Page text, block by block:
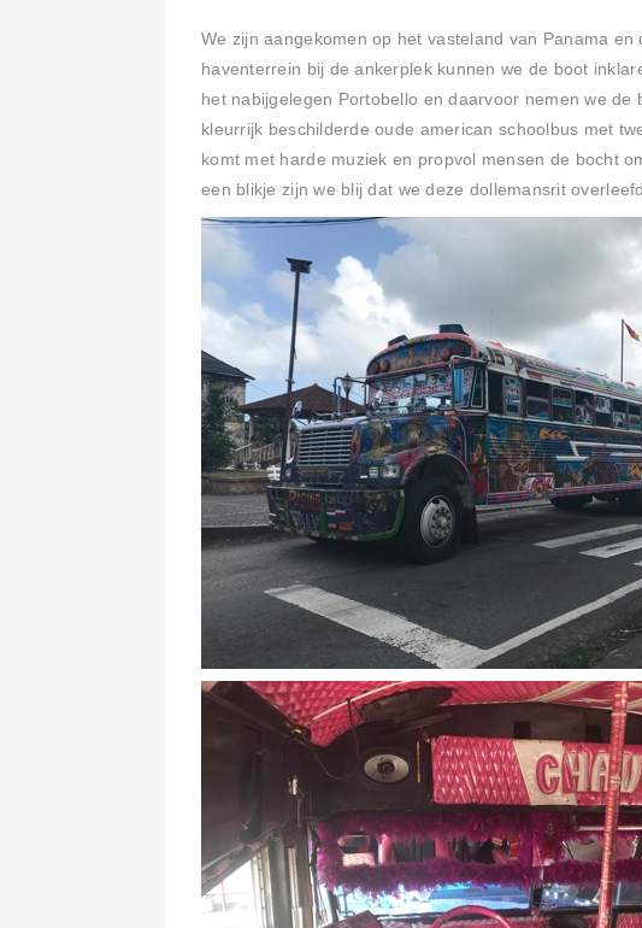
We zijn aangekomen op het vasteland van Panama
haventerrein bij de ankerplek kunnen we de boot
het nabijgelegen Portobello en daarvoor nemen we
kleurrijk beschilderde oude american schoolbus met
komt met harde muziek en propvol mensen de bocht
een blikje zijn we blij dat we deze dollemansrit